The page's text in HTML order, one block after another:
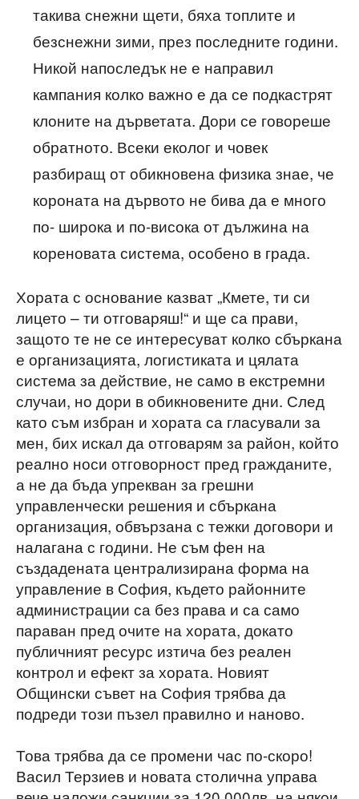
такива снежни щети, бяха топлите и
безснежни зими, през последните години.
Никой напоследък не е направил
кампания колко важно е да се подкастрят
клоните на дърветата. Дори се говореше
обратното. Всеки еколог и човек
разбиращ от обикновена физика знае, че
короната на дървото не бива да е много
по- широка и по-висока от дължина на
кореновата система, особено в града.
Хората с основание казват „Кмете, ти си
лицето – ти отговаряш!“ и ще са прави,
защото те не се интересуват колко сбъркана
е организацията, логистиката и цялата
система за действие, не само в екстремни
случаи, но дори в обикновените дни. След
като съм избран и хората са гласували за
мен, бих искал да отговарям за район, който
реално носи отговорност пред гражданите,
а не да бъда упрекван за грешни
управленчески решения и сбъркана
организация, обвързана с тежки договори и
налагана с години. Не съм фен на
създадената централизирана форма на
управление в София, където районните
администрации са без права и са само
параван пред очите на хората, докато
публичният ресурс изтича без реален
контрол и ефект за хората. Новият
Общински съвет на София трябва да
подреди този пъзел правилно и наново.
Това трябва да се промени час по-скоро!
Васил Терзиев и новата столична управа